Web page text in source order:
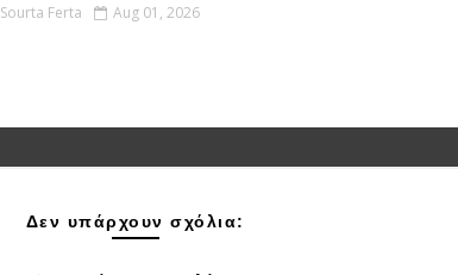
Sourta Ferta
Aug 01, 2026
Δεν υπάρχουν σχόλια: